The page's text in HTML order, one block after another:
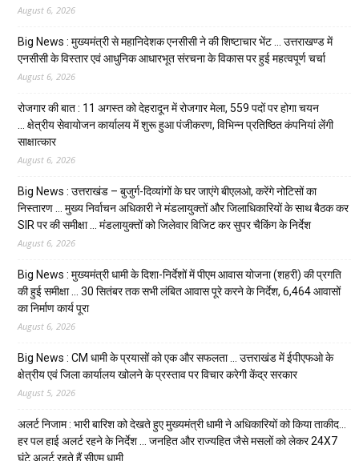
August 6, 2026
Big News : मुख्यमंत्री से महानिदेशक एनसीसी ने की शिष्टाचार भेंट … उत्तराखण्ड में
एनसीसी के विस्तार एवं आधुनिक आधारभूत संरचना के विकास पर हुई महत्वपूर्ण चर्चा
August 6, 2026
रोजगार की बात : 11 अगस्त को देहरादून में रोजगार मेला, 559 पदों पर होगा चयन
… क्षेत्रीय सेवायोजन कार्यालय में शुरू हुआ पंजीकरण, विभिन्न प्रतिष्ठित कंपनियां लेंगी
साक्षात्कार
August 6, 2026
Big News : उत्तराखंड – बुजुर्ग-दिव्यांगों के घर जाएंगे बीएलओ, करेंगे नोटिसों का
निस्तारण … मुख्य निर्वाचन अधिकारी ने मंडलायुक्तों और जिलाधिकारियों के साथ बैठक कर
SIR पर की समीक्षा … मंडलायुक्तों को जिलेवार विजिट कर सुपर चैकिंग के निर्देश
August 6, 2026
Big News : मुख्यमंत्री धामी के दिशा-निर्देशों में पीएम आवास योजना (शहरी) की प्रगति
की हुई समीक्षा … 30 सितंबर तक सभी लंबित आवास पूरे करने के निर्देश, 6,464 आवासों
का निर्माण कार्य पूरा
August 6, 2026
Big News : CM धामी के प्रयासों को एक और सफलता … उत्तराखंड में ईपीएफओ के
क्षेत्रीय एवं जिला कार्यालय खोलने के प्रस्ताव पर विचार करेगी केंद्र सरकार
August 5, 2026
अलर्ट निजाम : भारी बारिश को देखते हुए मुख्यमंत्री धामी ने अधिकारियों को किया ताकीद…
हर पल हाई अलर्ट रहने के निर्देश … जनहित और राज्यहित जैसे मसलों को लेकर 24X7
घंटे अलर्ट रहते हैं सीएम धामी